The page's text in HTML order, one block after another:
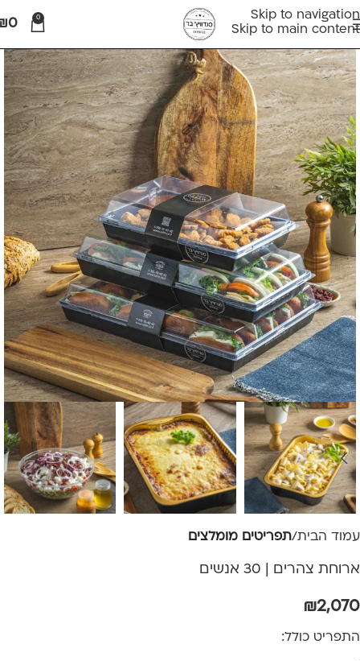
Skip to navigation
Skip to main content
0
0
עמוד הבית תפריטים מומלצים
ארוחת צהרים | 30 אנשים
₪2,070
התפריט כולל: